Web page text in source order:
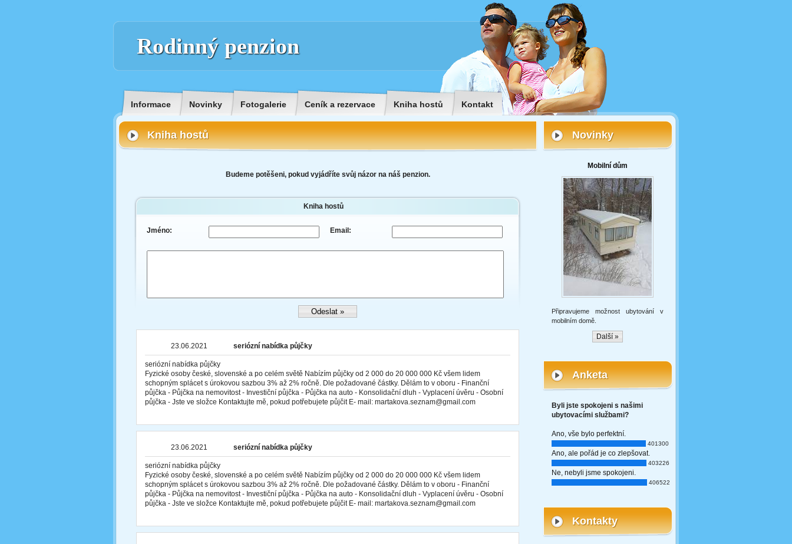
Rodinný penzion
Informace Novinky Fotogalerie Ceník a rezervace Kniha hostů Kontakt
Kniha hostů
Budeme potěšeni, pokud vyjádříte svůj názor na náš penzion.
Kniha hostů
Jméno: Email:
23.06.2021 seriózní nabídka půjčky
seriózní nabídka půjčky
Fyzické osoby české, slovenské a po celém světě Nabízím půjčky od 2 000 do 20 000 000 Kč všem lidem
schopným splácet s úrokovou sazbou 3% až 2% ročně. Dle požadované částky. Dělám to v oboru - Finanční
půjčka - Půjčka na nemovitost - Investiční půjčka - Půjčka na auto - Konsolidační dluh - Vyplacení úvěru - Osobní
půjčka - Jste ve složce Kontaktujte mě, pokud potřebujete půjčit E- mail: martakova.seznam@gmail.com
23.06.2021 seriózní nabídka půjčky
seriózní nabídka půjčky
Fyzické osoby české, slovenské a po celém světě Nabízím půjčky od 2 000 do 20 000 000 Kč všem lidem
schopným splácet s úrokovou sazbou 3% až 2% ročně. Dle požadované částky. Dělám to v oboru - Finanční
půjčka - Půjčka na nemovitost - Investiční půjčka - Půjčka na auto - Konsolidační dluh - Vyplacení úvěru - Osobní
půjčka - Jste ve složce Kontaktujte mě, pokud potřebujete půjčit E- mail: martakova.seznam@gmail.com
Novinky
Mobilní dům
Připravujeme možnost ubytování v
mobilním domě.
Další »
Anketa
Byli jste spokojeni s našimi
ubytovacími službami?
Ano, vše bylo perfektní.
401300
Ano, ale pořád je co zlepšovat.
403226
Ne, nebyli jsme spokojeni.
406522
Kontakty